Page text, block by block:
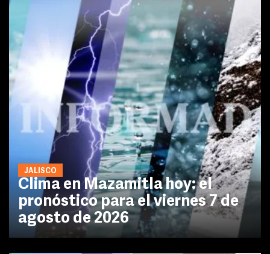
JALISCO
Clima en Mazamitla hoy: el
pronóstico para el viernes 7 de
agosto de 2026